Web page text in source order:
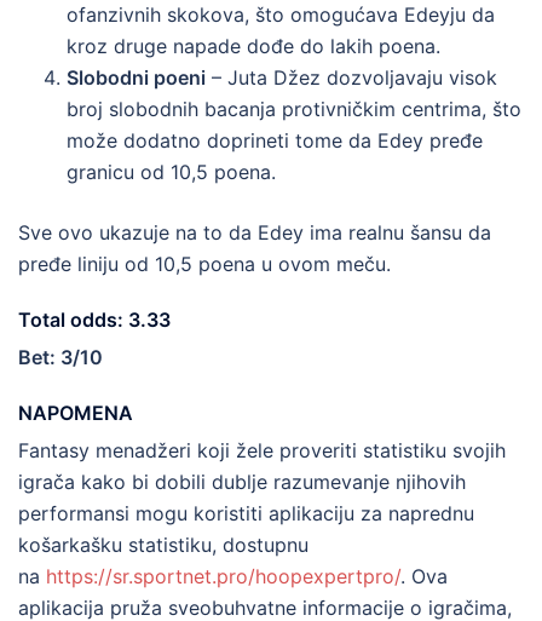
ofanzivnih skokova, što omogućava Edeyju da
kroz druge napade dođe do lakih poena.
Slobodni poeni – Juta Džez dozvoljavaju visok
broj slobodnih bacanja protivničkim centrima, što
može dodatno doprineti tome da Edey pređe
granicu od 10,5 poena.
Sve ovo ukazuje na to da Edey ima realnu šansu da
pređe liniju od 10,5 poena u ovom meču.
Total odds: 3.33
Bet: 3/10
NAPOMENA
Fantasy menadžeri koji žele proveriti statistiku svojih
igrača kako bi dobili dublje razumevanje njihovih
performansi mogu koristiti aplikaciju za naprednu
košarkašku statistiku, dostupnu
na https://sr.sportnet.pro/hoopexpertpro/. Ova
aplikacija pruža sveobuhvatne informacije o igračima,